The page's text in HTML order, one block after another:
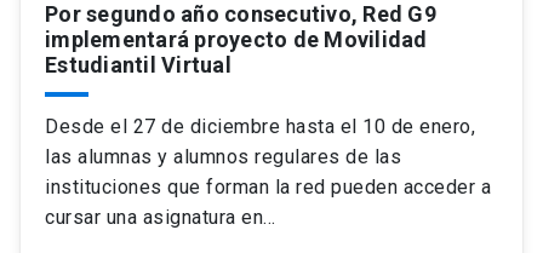
Por segundo año consecutivo, Red G9
implementará proyecto de Movilidad
Estudiantil Virtual
Desde el 27 de diciembre hasta el 10 de enero,
las alumnas y alumnos regulares de las
instituciones que forman la red pueden acceder a
cursar una asignatura en…